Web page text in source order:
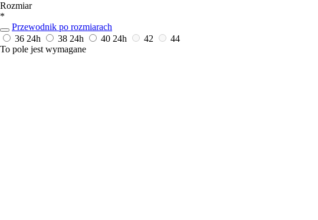
Rozmiar
*
Przewodnik po rozmiarach
36 24h 38 24h 40 24h 42
44
To pole jest wymagane